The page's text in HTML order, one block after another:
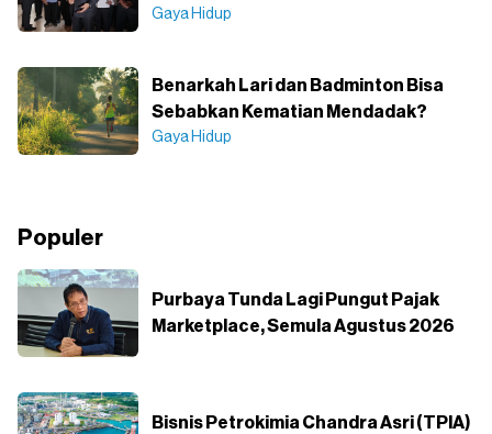
Gaya Hidup
Benarkah Lari dan Badminton Bisa
Sebabkan Kematian Mendadak?
Gaya Hidup
Populer
Purbaya Tunda Lagi Pungut Pajak
Marketplace, Semula Agustus 2026
Bisnis Petrokimia Chandra Asri (TPIA)